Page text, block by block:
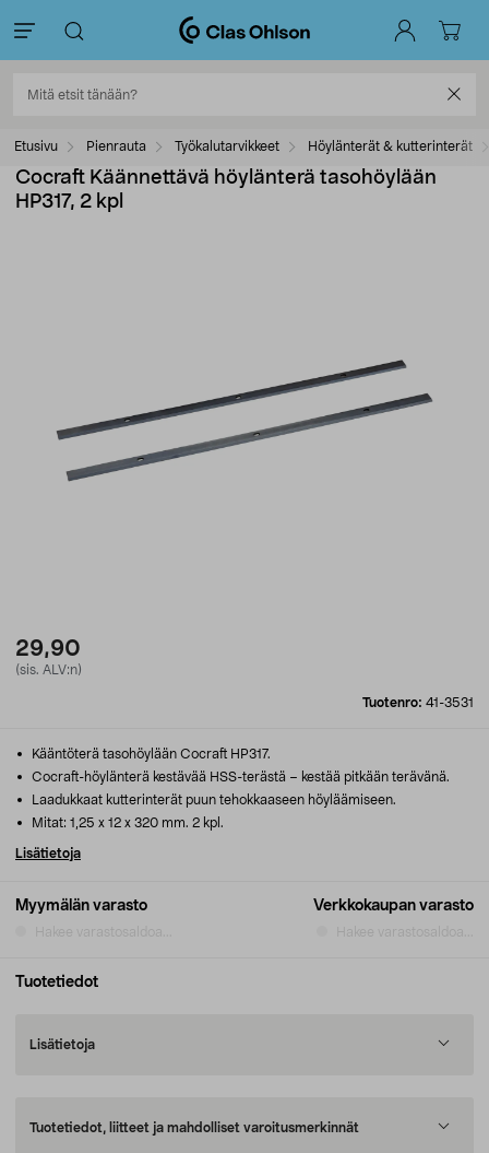
Etusivu Pienrauta Työkalutarvikkeet Höylänterät & kutterinterät
Cocraft Käännettävä höylänterä tasohöylään
HP317, 2 kpl
29,90
(sis. ALV:n)
Tuotenro: 41-3531
Myymälän varasto
Hakee varastosaldoa...
Verkkokaupan varasto
Hakee varastosaldoa...
Kääntöterä tasohöylään Cocraft HP317.
Cocraft-höylänterä kestävää HSS-terästä – kestää pitkään terävänä.
Laadukkaat kutterinterät puun tehokkaaseen höyläämiseen.
Mitat: 1,25 x 12 x 320 mm. 2 kpl.
Lisätietoja
Tuotetiedot
Lisätietoja
Tuotetiedot, liitteet ja mahdolliset varoitusmerkinnät